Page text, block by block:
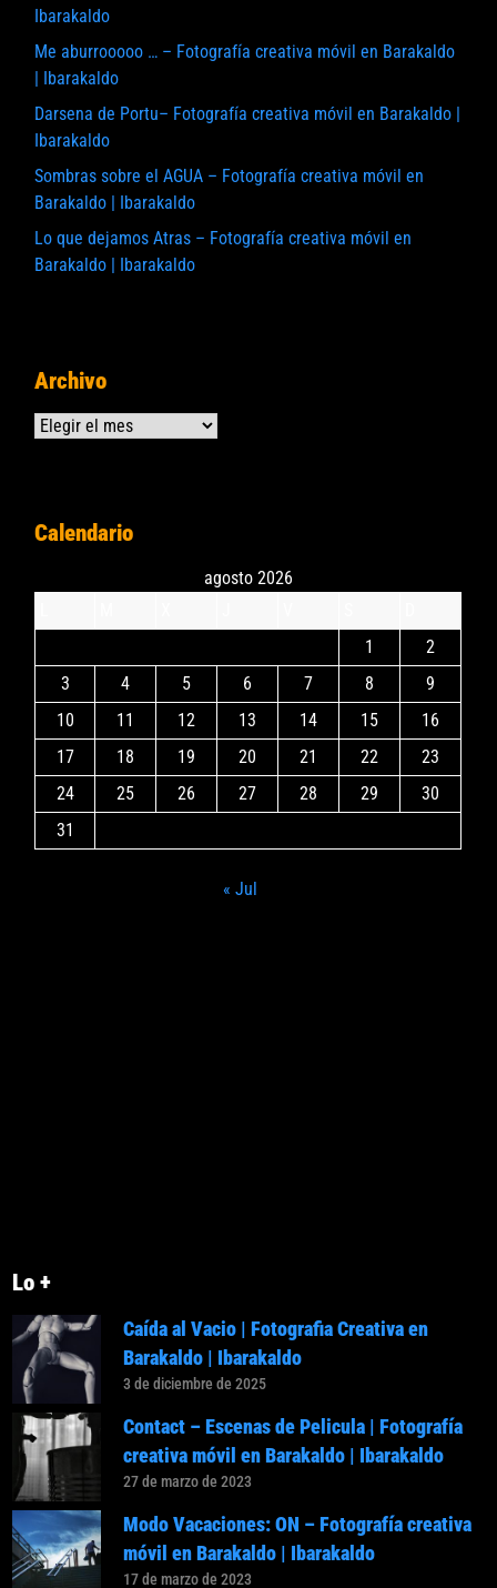
Ibarakaldo
Me aburrooooo … – Fotografía creativa móvil en Barakaldo
| Ibarakaldo
Darsena de Portu– Fotografía creativa móvil en Barakaldo |
Ibarakaldo
Sombras sobre el AGUA – Fotografía creativa móvil en
Barakaldo | Ibarakaldo
Lo que dejamos Atras – Fotografía creativa móvil en
Barakaldo | Ibarakaldo
Archivo
Archivos
Calendario
agosto 2026
1
2
3
4 5 6 7 8
9
10
11 12 13 14 15
16
17
18 19 20 21 22
23
24
25 26 27 28 29
30
31
« Jul
Lo +
Caída al Vacio | Fotografia Creativa en
Barakaldo | Ibarakaldo
3 de diciembre de 2025
Contact – Escenas de Pelicula | Fotografía
creativa móvil en Barakaldo | Ibarakaldo
27 de marzo de 2023
Modo Vacaciones: ON – Fotografía creativa
móvil en Barakaldo | Ibarakaldo
17 de marzo de 2023